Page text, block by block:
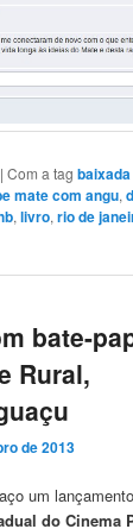
|Com a tag
mate com angu,
,livro,rio de
bate-
Rural,
de 2013
um
do Cinema